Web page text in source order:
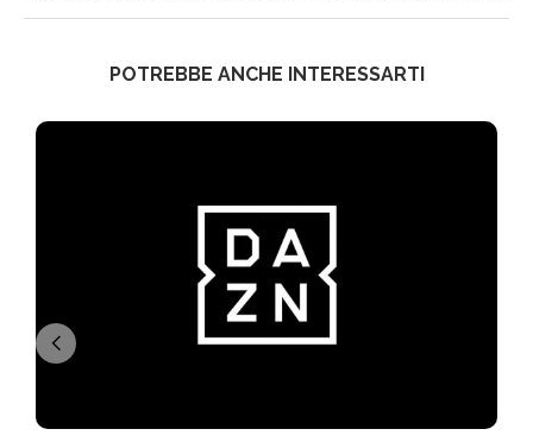
POTREBBE ANCHE INTERESSARTI